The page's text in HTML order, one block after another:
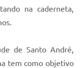
na caderneta,
de Santo André,
tem como objetivo